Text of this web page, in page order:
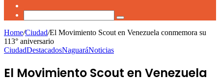
Buscar
Home/Ciudad/El Movimiento Scout en Venezuela conmemora su
113° aniversario
CiudadDestacadosNaguaráNoticias
El Movimiento Scout en Venezuela